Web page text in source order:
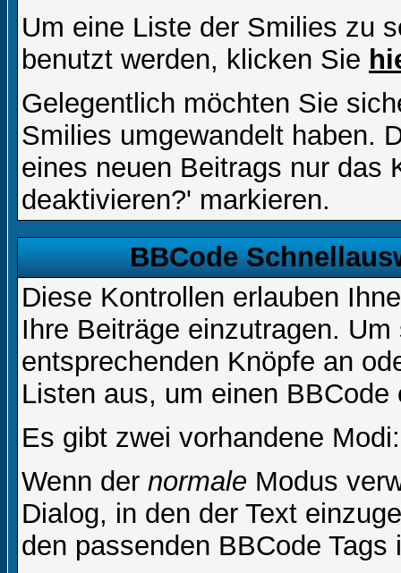
Um eine Liste der Smilies zu
benutzt werden, klicken Sie
Gelegentlich möchten Sie
Smilies umgewandelt haben.
eines neuen Beitrags nur das
deaktivieren?' markieren.
BBCode
Diese Kontrollen erlauben
Ihre Beiträge einzutragen.
entsprechenden Knöpfe an
Listen aus, um einen BBCode
Es gibt zwei vorhandene
Wenn der normale Modus
Dialog, in den der Text
den passenden BBCode